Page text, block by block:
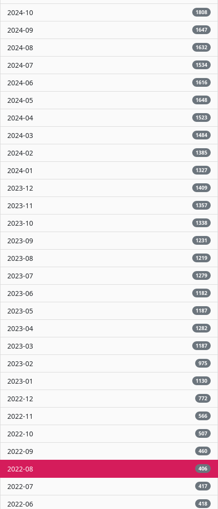
2024-10 1808
2024-09 1647
2024-08 1632
2024-07 1534
2024-06 1616
2024-05 1648
2024-04 1523
2024-03 1484
2024-02 1385
2024-01 1327
2023-12 1409
2023-11 1357
2023-10 1338
2023-09 1231
2023-08 1219
2023-07 1279
2023-06 1182
2023-05 1187
2023-04 1282
2023-03 1187
2023-02 975
2023-01 1130
2022-12 772
2022-11 566
2022-10 507
2022-09 460
2022-08 406
2022-07 417
2022-06 418